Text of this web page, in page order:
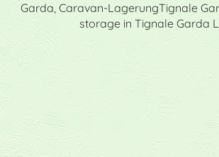
Garda, Caravan-LagerungTignale
storage in Tignale Garda